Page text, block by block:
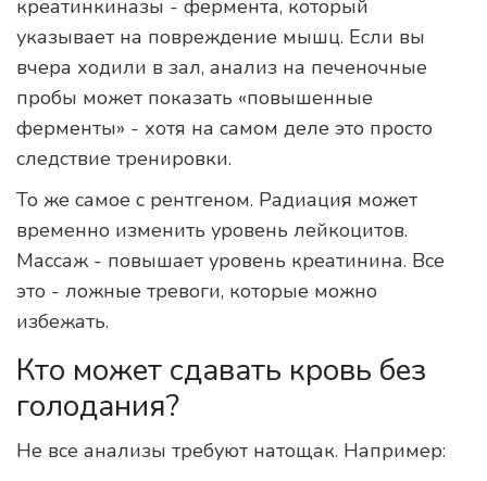
креатинкиназы - фермента, который
указывает на повреждение мышц. Если вы
вчера ходили в зал, анализ на печеночные
пробы может показать «повышенные
ферменты» - хотя на самом деле это просто
следствие тренировки.
То же самое с рентгеном. Радиация может
временно изменить уровень лейкоцитов.
Массаж - повышает уровень креатинина. Все
это - ложные тревоги, которые можно
избежать.
Кто может сдавать кровь без
голодания?
Не все анализы требуют натощак. Например: